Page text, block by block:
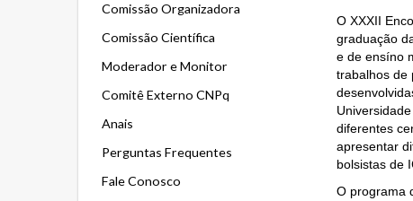
Comissão Organizadora
Comissão Científica
Moderador e Monitor
Comitê Externo CNPq
Anais
Perguntas Frequentes
Fale Conosco
O XXXII
graduação
e de ensíno
trabalhos de
desenv
diferentes
apresentar
bolsistas de
O programa